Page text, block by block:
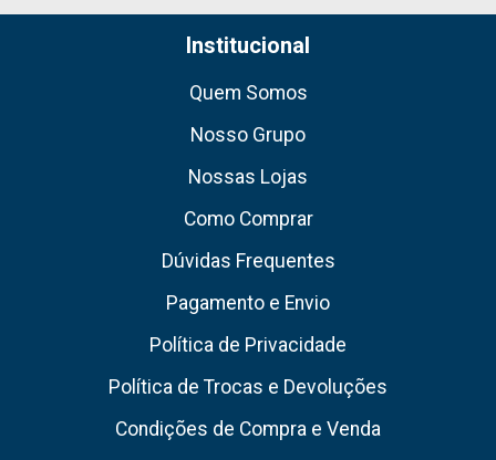
Institucional
Quem Somos
Nosso Grupo
Nossas Lojas
Como Comprar
Dúvidas Frequentes
Pagamento e Envio
Política de Privacidade
Política de Trocas e Devoluções
Condições de Compra e Venda